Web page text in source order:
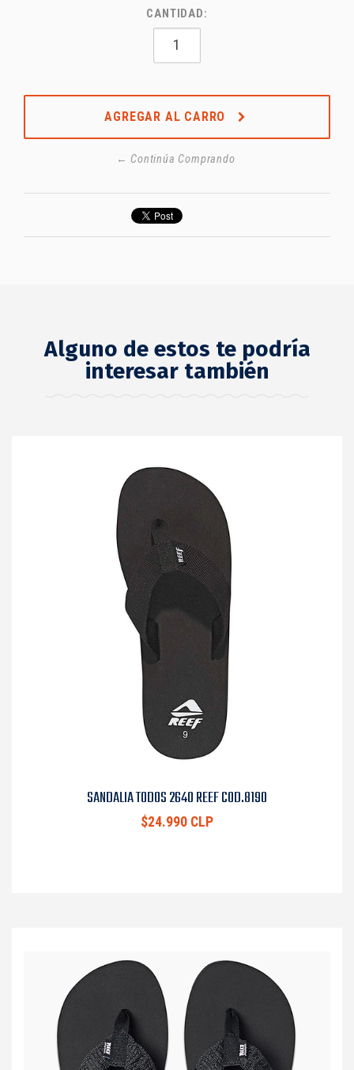
CANTIDAD:
AGREGAR AL CARRO
← Continúa Comprando
Alguno de estos te podría
interesar también
SANDALIA TODOS 2640 REEF COD.8190
$24.990 CLP